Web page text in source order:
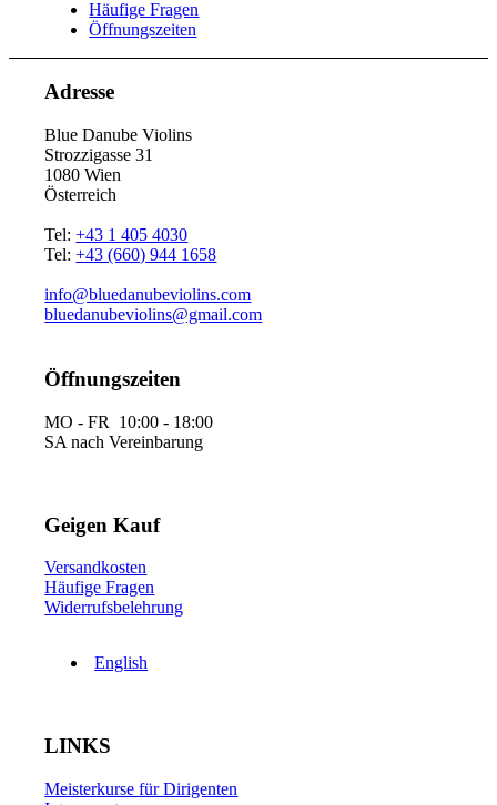
Häufige Fragen
Öffnungszeiten
Adresse
Blue Danube Violins
Strozzigasse 31
1080 Wien
Österreich
Tel:+43 1 405 4030
Tel:+43 (660) 944 1658
info@bluedanubeviolins.com
bluedanubeviolins@gmail.com
Öffnungszeiten
MO - FR 10:00 - 18:00
SA nach Vereinbarung
Geigen Kauf
Versandkosten
Häufige Fragen
Widerrufsbelehrung
English
LINKS
Meisterkurse für Dirigenten